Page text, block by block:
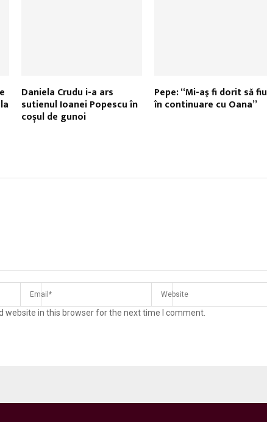
Daniela Crudu i-a ars
sutienul Ioanei Popescu în
coșul de gunoi
Pepe: “Mi-aş fi dorit să fiu
în continuare cu Oana”
website in this browser for the next time I comment.